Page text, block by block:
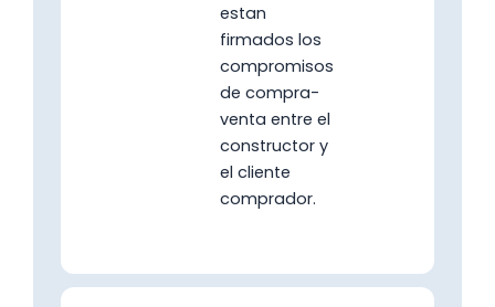
estan
firmados los
compromisos
de compra-
venta entre el
constructor y
el cliente
comprador.